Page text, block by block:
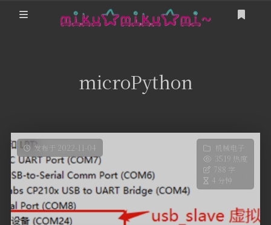
Minecraft
「Sakana!」
卜卜口的神奇海螺试验场
栞奈小游戏 Kanna Run!
友人帐
这是甚麽？
Miku Team
microPython
发布于 2022-11-04
机械电子
3519 热度
788 字
4 分钟